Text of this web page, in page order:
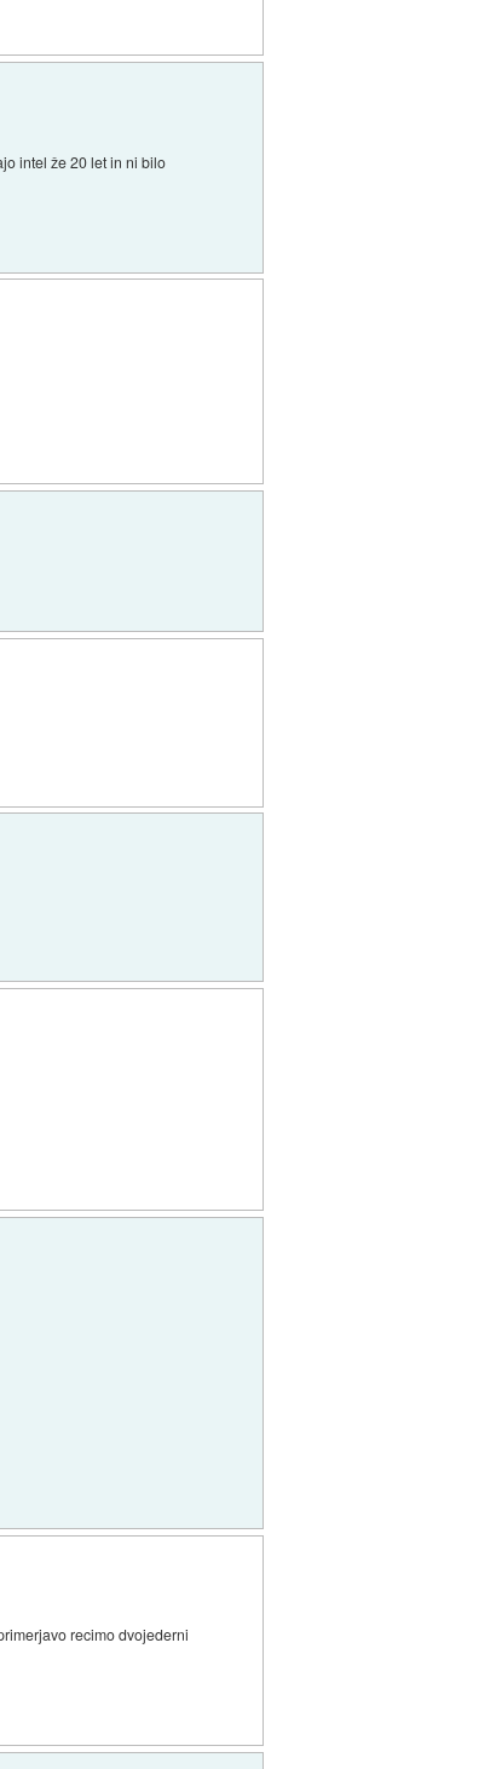
intel že 20 let in ni bilo
recimo dvojederni